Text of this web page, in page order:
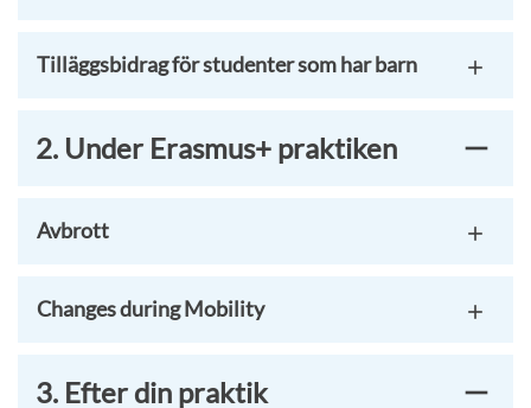
Tilläggsbidrag för studenter som har barn
2. Under Erasmus+ praktiken
Avbrott
Changes during Mobility
3. Efter din praktik